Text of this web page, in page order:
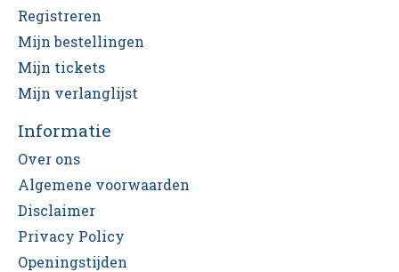
Registreren
Mijn bestellingen
Mijn tickets
Mijn verlanglijst
Informatie
Over ons
Algemene voorwaarden
Disclaimer
Privacy Policy
Openingstijden